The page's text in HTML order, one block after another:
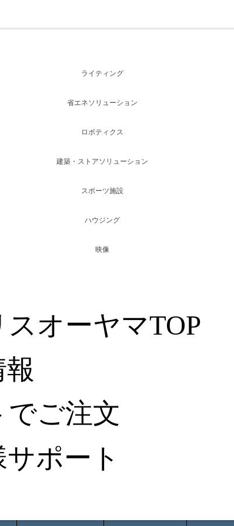
スオーヤマTOP
でご注文
ポート
ライティング
省エネソリューション
ロボティクス
建築・ストアソリューション
スポーツ施設
ハウジング
映像